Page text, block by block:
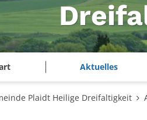
Aktuelles
Plaidt Heilige Dreifaltigkeit